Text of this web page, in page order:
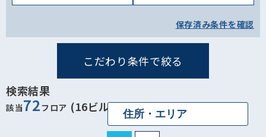
保存済み条件を確認
こだわり条件で絞る
検索結果
該当72 フロア (16ビル)